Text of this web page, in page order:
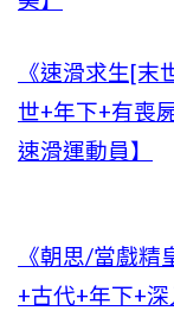
《速滑求生[
世+年下+有喪
速滑運動員】
《朝思/當戲
+古代+年下+深